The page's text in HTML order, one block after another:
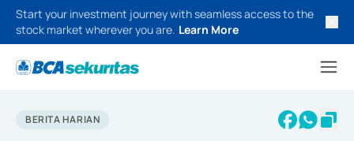
Start your investment journey with seamless access to the
stock market wherever you are. Learn More
BERITA HARIAN